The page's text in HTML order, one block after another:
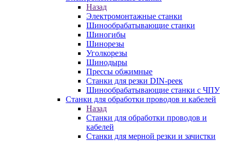
Назад
Электромонтажные станки
Шинообрабатывающие станки
Шиногибы
Шинорезы
Уголкорезы
Шинодыры
Прессы обжимные
Станки для резки DIN-реек
Шинообрабатывающие станки с ЧПУ
Станки для обработки проводов и кабелей
Назад
Станки для обработки проводов и
кабелей
Станки для мерной резки и зачистки